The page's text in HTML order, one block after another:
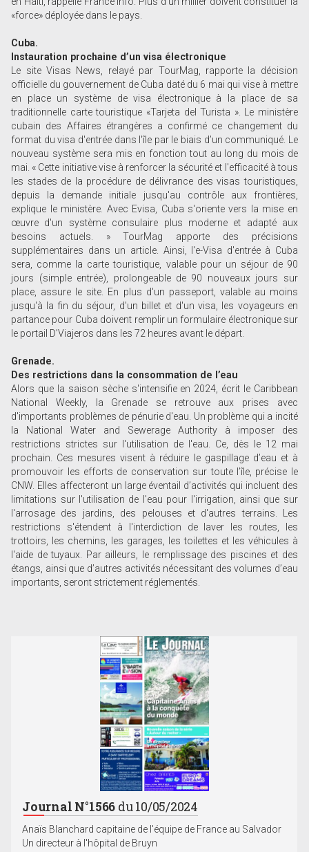
«force» déployée dans le pays.
Cuba.
Instauration prochaine d’un visa électronique
Le site Visas News, relayé par TourMag, rapporte la décision
officielle du gouvernement de Cuba daté du 6 mai qui vise à mettre
en place un système de visa électronique à la place de sa
traditionnelle carte touristique «Tarjeta del Turista ». Le ministère
cubain des Affaires étrangères a confirmé ce changement du
format du visa d'entrée dans l'île par le biais d’un communiqué. Le
nouveau système sera mis en fonction tout au long du mois de
mai. « Cette initiative vise à renforcer la sécurité et l'efficacité à tous
les stades de la procédure de délivrance des visas touristiques,
depuis la demande initiale jusqu'au contrôle aux frontières,
explique le ministère. Avec Evisa, Cuba s'oriente vers la mise en
œuvre d'un système consulaire plus moderne et adapté aux
besoins actuels. » TourMag apporte des précisions
supplémentaires dans un article. Ainsi, l'e-Visa d'entrée à Cuba
sera, comme la carte touristique, valable pour un séjour de 90
jours (simple entrée), prolongeable de 90 nouveaux jours sur
place, assure le site. En plus d'un passeport, valable au moins
jusqu'à la fin du séjour, d'un billet et d'un visa, les voyageurs en
partance pour Cuba doivent remplir un formulaire électronique sur
le portail D’Viajeros dans les 72 heures avant le départ.
Grenade.
Des restrictions dans la consommation de l’eau
Alors que la saison sèche s'intensifie en 2024, écrit le Caribbean
National Weekly, la Grenade se retrouve aux prises avec
d'importants problèmes de pénurie d'eau. Un problème qui a incité
la National Water and Sewerage Authority à imposer des
restrictions strictes sur l'utilisation de l'eau. Ce, dès le 12 mai
prochain. Ces mesures visent à réduire le gaspillage d’eau et à
promouvoir les efforts de conservation sur toute l’île, précise le
CNW. Elles affecteront un large éventail d’activités qui incluent des
limitations sur l'utilisation de l'eau pour l'irrigation, ainsi que sur
l'arrosage des jardins, des pelouses et d'autres terrains. Les
restrictions s'étendent à l'interdiction de laver les routes, les
trottoirs, les chemins, les garages, les toilettes et les véhicules à
l'aide de tuyaux. Par ailleurs, le remplissage des piscines et des
étangs, ainsi que d’autres activités nécessitant des volumes d’eau
importants, seront strictement réglementés.
Journal N°1566 du 10/05/2024
Anaïs Blanchard capitaine de l'équipe de France au Salvador
Un directeur à l'hôpital de Bruyn